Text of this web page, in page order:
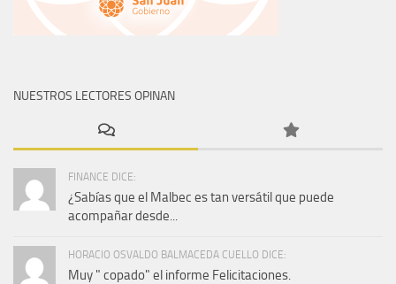
NUESTROS LECTORES OPINAN
FINANCE DICE:
¿Sabías que el Malbec es tan versátil que puede
acompañar desde...
HORACIO OSVALDO BALMACEDA CUELLO DICE:
Muy " copado" el informe Felicitaciones.